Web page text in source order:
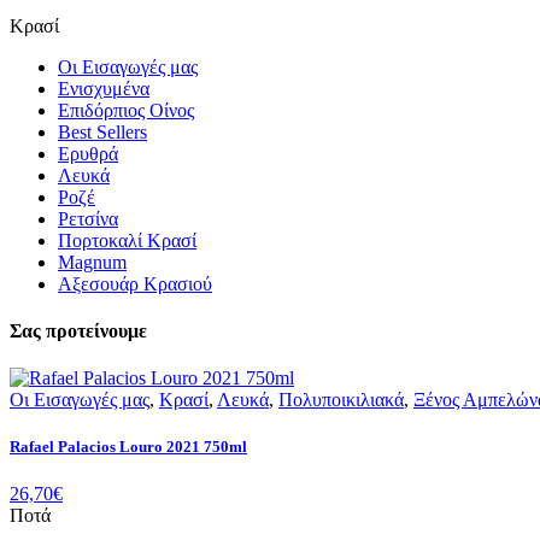
Κρασί
Οι Εισαγωγές μας
Ενισχυμένα
Επιδόρπιος Οίνος
Best Sellers
Ερυθρά
Λευκά
Ροζέ
Ρετσίνα
Πορτοκαλί Κρασί
Magnum
Αξεσουάρ Κρασιού
Σας προτείνουμε
Οι Εισαγωγές μας, Κρασί, Λευκά, Πολυποικιλιακά, Ξένος
Rafael Palacios Louro 2021 750ml
26,70€
Ποτά